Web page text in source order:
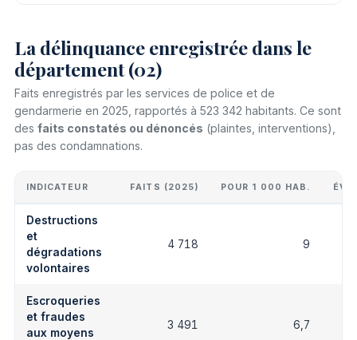
La délinquance enregistrée dans le
département (02)
Faits enregistrés par les services de police et de
gendarmerie en 2025, rapportés à 523 342 habitants. Ce sont
des faits constatés ou dénoncés (plaintes, interventions),
pas des condamnations.
INDICATEUR FAITS (2025) POUR 1 000 HAB.
Destructions
et
dégradations
volontaires
4 718 9
Escroqueries
et fraudes
aux moyens
3 491 6,7